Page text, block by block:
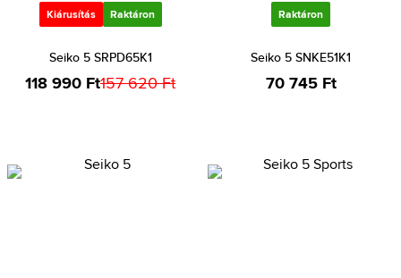
Kiárusítás Raktáron
Seiko 5 SRPD65K1
118 990 Ft157 620 Ft
Raktáron
Seiko 5 SNKE51K1
70 745 Ft